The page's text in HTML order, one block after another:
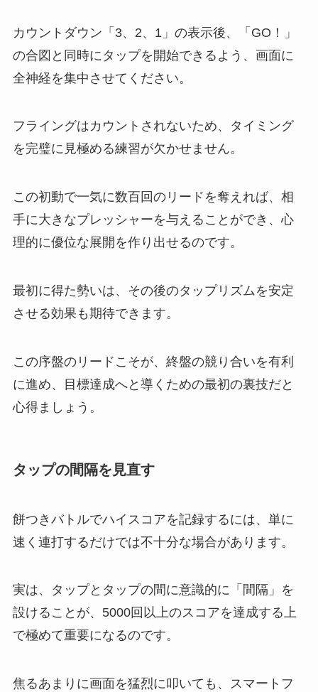
カウントダウン「3、2、1」の表示後、「GO！」
の合図と同時にタップを開始できるよう、画面に
全神経を集中させてください。
フライングはカウントされないため、タイミング
を完璧に見極める練習が欠かせません。
この初動で一気に数百回のリードを奪えれば、相
手に大きなプレッシャーを与えることができ、心
理的に優位な展開を作り出せるのです。
最初に得た勢いは、その後のタップリズムを安定
させる効果も期待できます。
この序盤のリードこそが、終盤の競り合いを有利
に進め、目標達成へと導くための最初の裏技だと
心得ましょう。
タップの間隔を見直す
餅つきバトルでハイスコアを記録するには、単に
速く連打するだけでは不十分な場合があります。
実は、タップとタップの間に意識的に「間隔」を
設けることが、5000回以上のスコアを達成する上
で極めて重要になるのです。
焦るあまりに画面を猛烈に叩いても、スマートフ